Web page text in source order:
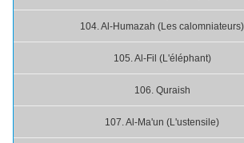
104. Al-Humazah (Les calomniateurs)
105. Al-Fil (L'éléphant)
106. Quraish
107. Al-Ma'un (L'ustensile)